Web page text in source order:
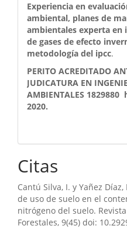
Experiencia en
ambiental, planes de
ambientales experta en
de gases de efecto
metodología del ipcc.
PERITO ACREDITADO
JUDICATURA EN
AMBIENTALES 1829880
2020.
Citas
Cantú Silva, I. y Yañez
de uso de suelo en el
nitrógeno del suelo.
Forestales, 9(45) doi: